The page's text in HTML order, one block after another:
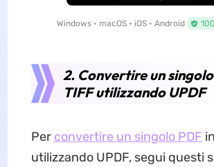
Windows • macOS • iOS • Android
2. Convertire un
TIFF utilizzando UPDF
Per convertire un singolo PDF
utilizzando UPDF, segui questi